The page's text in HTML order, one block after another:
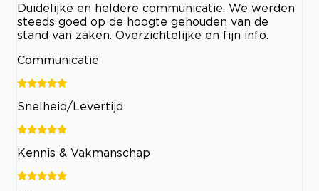
Duidelijke en heldere communicatie. We werden
steeds goed op de hoogte gehouden van de
stand van zaken. Overzichtelijke en fijn info.
Communicatie
Snelheid/Levertijd
Kennis & Vakmanschap